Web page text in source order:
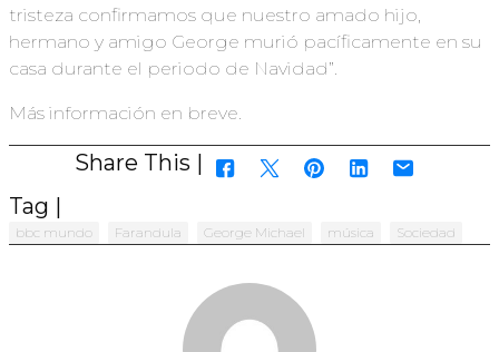
tristeza confirmamos que nuestro amado hijo,
hermano y amigo George murió pacíficamente en su
casa durante el periodo de Navidad”.
Más información en breve.
Share This |
Tag |
bbc mundo Farandula George Michael música Sociedad